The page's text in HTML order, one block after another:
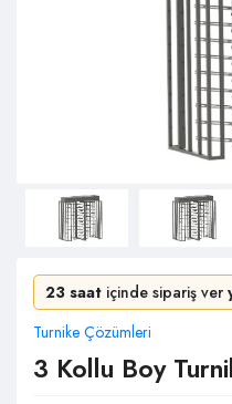
23 saat içinde sipariş ver
Turnike Çözümleri
3 Kollu Boy